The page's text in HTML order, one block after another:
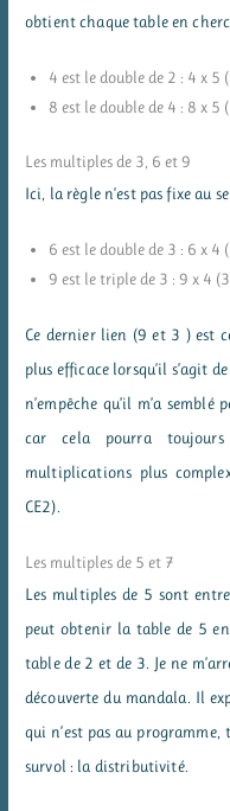
obtient chaque table en
4 est le double de 2 : 4 x 5
8 est le double de 4 : 8 x 5
Les multiples de 3, 6 et 9
Ici, la règle n’est pas fixe au
6 est le double de 3 : 6 x 4
9 est le triple de 3 : 9 x 4
Ce dernier lien (9 et 3 ) est
plus efficace lorsqu’il s’agit
n’empêche qu’il m’a
car cela pourra
multiplications plus
CE2).
Les multiples de 5 et 7
Les multiples de 5 sont
peut obtenir la table de 5
table de 2 et de 3. Je ne
découverte du mandala. Il
qui n’est pas au
survol : la distributivité.